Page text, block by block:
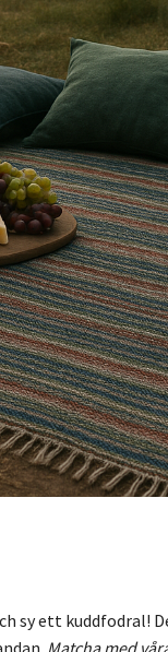
sy ett kuddfodral!
Matcha med